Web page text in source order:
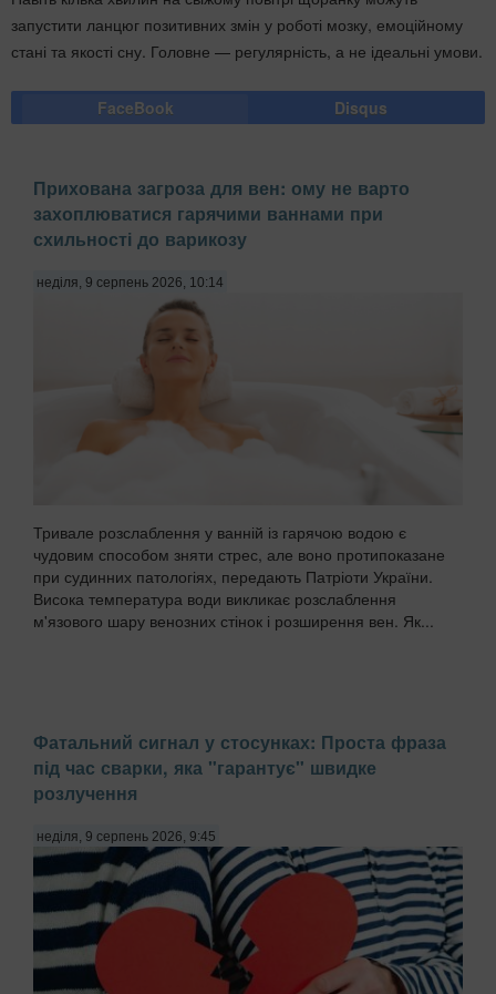
запустити ланцюг позитивних змін у роботі мозку, емоційному
стані та якості сну. Головне — регулярність, а не ідеальні умови.
FaceBook Disqus
Прихована загроза для вен: ому не варто
захоплюватися гарячими ваннами при
схильності до варикозу
неділя, 9 серпень 2026, 10:14
Тривале розслаблення у ванній із гарячою водою є
чудовим способом зняти стрес, але воно протипоказане
при судинних патологіях, передають Патріоти України.
Висока температура води викликає розслаблення
м'язового шару венозних стінок і розширення вен. Як...
Фатальний сигнал у стосунках: Проста фраза
під час сварки, яка "гарантує" швидке
розлучення
неділя, 9 серпень 2026, 9:45